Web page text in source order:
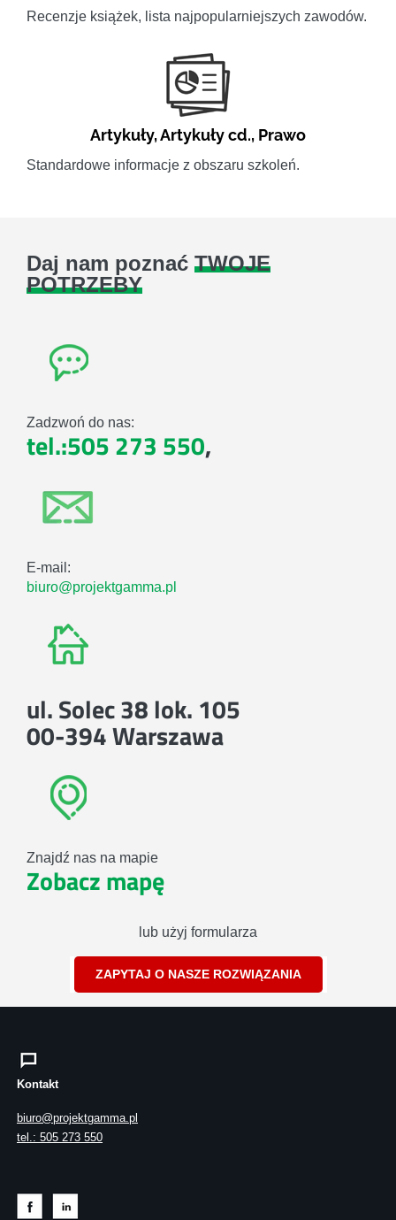
Recenzje książek, lista najpopularniejszych zawodów.
Artykuły,Artykuły cd., Prawo
Standardowe informacje z obszaru szkoleń.
Daj nam poznać TWOJE
POTRZEBY
Zadzwoń do nas:
tel.:505 273 550,
E-mail:
biuro@projektgamma.pl
ul. Solec 38 lok. 105
00-394 Warszawa
Znajdź nas na mapie
Zobacz mapę
lub użyj formularza
ZAPYTAJ O NASZE ROZWIĄZANIA
Kontakt
biuro@projektgamma.pl
tel.: 505 273 550